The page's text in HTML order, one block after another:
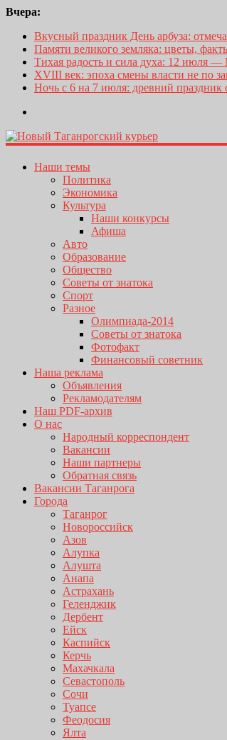
Вчера:
Вкусный праздник День арбуза:
Памяти великого земляка: цветы,
Тихая радость и сила духа: 12 июля
XVIII век: эпоха смены власти не по
Ночь с 6 на 7 июля: древний праздник
Наши темы
Политика
Экономика
Культура
Наши конкурсы
Афиша
Авто
Образование
Общество
Советы от знатока
Спорт
Разное
Олимпиада-2014
Советы от знатока
Фотофакт
Финансовый советник
Наша реклама
Объявления
Рекламодателям
Наш PDF-архив
О нас
Народный корреспондент
Вакансии
Наши партнеры
Обратная связь
Вакансии Таганрога
Города
Таганрог
Новороссийск
Азов
Алупка
Алушта
Анапа
Астрахань
Геленджик
Дербент
Ейск
Каспийск
Керчь
Махачкала
Севастополь
Сочи
Туапсе
Феодосия
Ялта